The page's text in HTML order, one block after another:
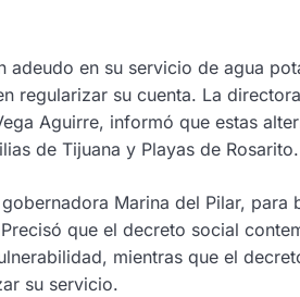
adeudo en su servicio de agua
regularizar su cuenta. La
Aguirre, informó que estas
de Tijuana y Playas de Rosarito.
Marina del Pilar, para
que el decreto social
mientras que el
su servicio.